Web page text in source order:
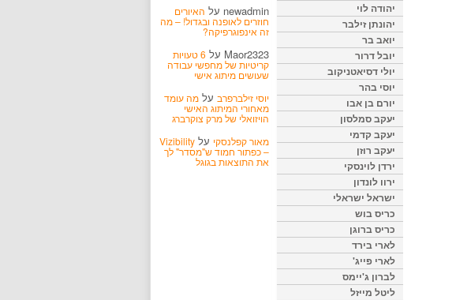
newadmin על האיורים
חוזרים לאופנה ובגדול! – מה
זה אינפוגרפיקה?
Maor2323 על 6 טעויות
קריטיות של מחפשי עבודה
שעושים מיתוג אישי
יוסי זילברפרב על מה עומד
מאחורי המיתוג האישי
הויזואלי של מרק צוקרברג
מאור קפלנסקי על Vizibility
– כפתור חמוד ש"מסדר" לך
את התוצאות בגוגל
יהודה לוי
יהונתן זילבר
יואב בר
יובל דרור
יולי דסיאטניקוב
יוסי בהר
יורם בן אבו
יעקב סמלסון
יעקב קדמי
יעקב רוזן
ירדן לוינסקי
ירוו לונדון
ישראל ישראלי
כריס בוש
כריס ברוגן
לארי בירד
לארי פייג'
לברון ג'יימס
ליטל מייזל